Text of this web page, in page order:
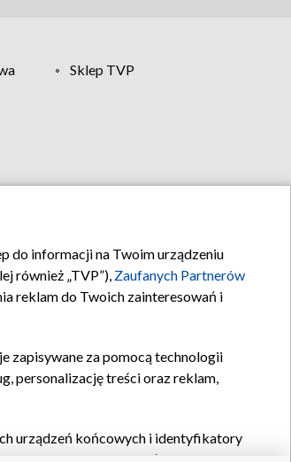
Sklep TVP
do informacji na Twoim urządzeniu
również „TVP”), Zaufanych Partnerów
reklam do Twoich zainteresowań i
zapisywane za pomocą technologii
personalizację treści oraz reklam,
urządzeń końcowych i identyfikatory